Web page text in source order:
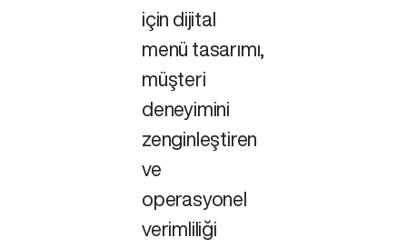
için dijital
menü tasarımı,
müşteri
deneyimini
zenginleştiren
ve
operasyonel
verimliliği